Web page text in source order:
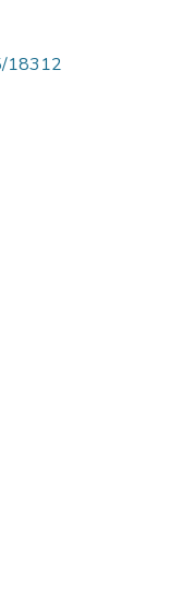
18312